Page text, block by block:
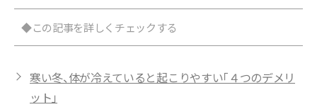
◆この記事を詳しくチェックする
寒い冬、体が冷えていると起こりやすい「４つのデメリ
ット」